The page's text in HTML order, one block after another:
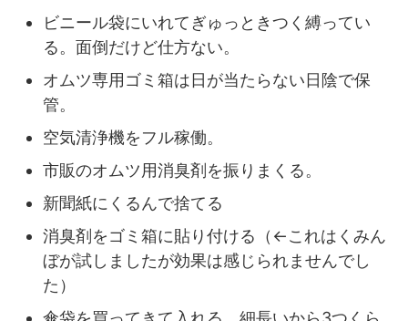
ビニール袋にいれてぎゅっときつく縛ってい
る。面倒だけど仕方ない。
オムツ専用ゴミ箱は日が当たらない日陰で保
管。
空気清浄機をフル稼働。
市販のオムツ用消臭剤を振りまくる。
新聞紙にくるんで捨てる
消臭剤をゴミ箱に貼り付ける（←これはくみん
ぼが試しましたが効果は感じられませんでし
た）